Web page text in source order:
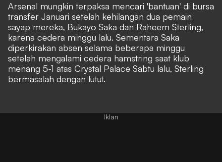
Arsenal mungkin terpaksa mencari 'bantuan' di bursa
transfer Januari setelah kehilangan dua pemain
sayap mereka, Bukayo Saka dan Raheem Sterling,
karena cedera minggu lalu. Sementara Saka
diperkirakan absen selama beberapa minggu
setelah mengalami cedera hamstring saat klub
menang 5-1 atas Crystal Palace Sabtu lalu, Sterling
bermasalah dengan lutut.
Iklan